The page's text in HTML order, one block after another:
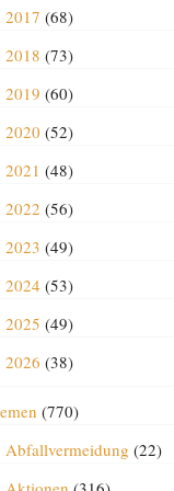
2017 (68)
2018 (73)
2019 (60)
2020 (52)
2021 (48)
2022 (56)
2023 (49)
2024 (53)
2025 (49)
2026 (38)
(770)
Abfallvermeidung (22)